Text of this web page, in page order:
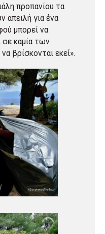
προπανίου τα
απειλή για ένα
μπορεί να
σε καμία των
βρίσκονται εκεί».